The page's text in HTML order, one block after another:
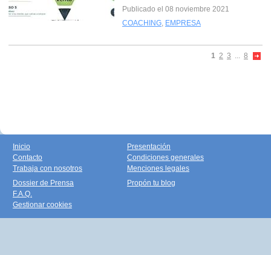
Publicado el 08 noviembre 2021
COACHING, EMPRESA
1 2 3 ... 8
Inicio
Contacto
Trabaja con nosotros
Presentación
Condiciones generales
Menciones legales
Dossier de Prensa
F.A.Q.
Gestionar cookies
Propón tu blog